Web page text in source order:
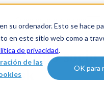
su ordenador. Esto se hace
en este sitio web como a
de privacidad.
de las
OK para
como socio